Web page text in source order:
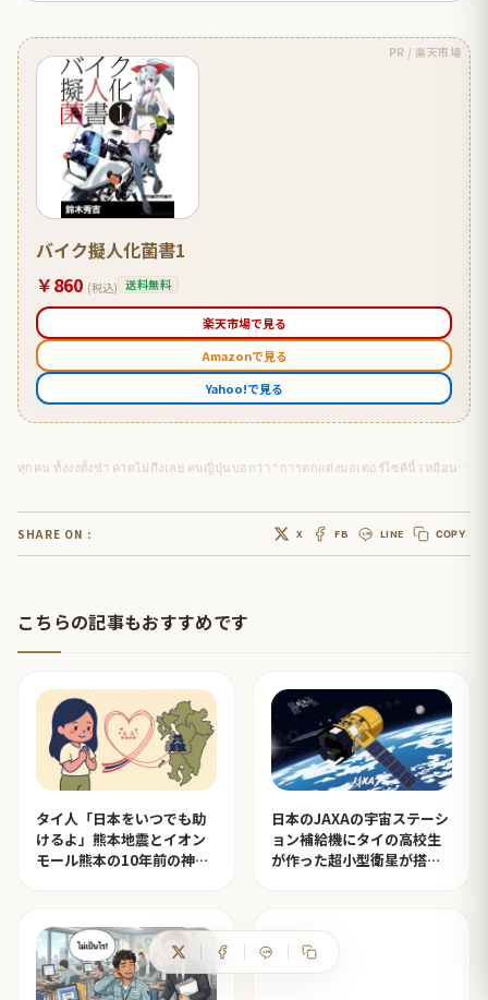
PR / 楽天市場
バイク擬人化菌書1
￥860 (税込) 送料無料
楽天市場で見る
Amazonで見る
Yahoo!で見る
ทุกคน ทั้งงงทั้งขำ คาดไม่ถึงเลย คนญี่ปุ่นบอกว่า “การตกแต่งมอเตอร์ไซค์นี้ เหมือนวัดไทย”
SHARE ON : X FB LINE COPY
こちらの記事もおすすめです
タイ人「日本をいつでも助
けるよ」熊本地震とイオン
モール熊本の10年前の神対
日本のJAXAの宇宙ステーシ
ョン補給機にタイの高校生
が作った超小型衛星が搭載